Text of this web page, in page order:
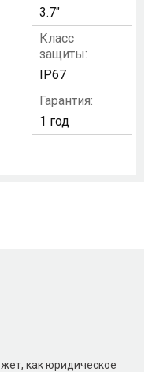
3.7"
Класс
защиты:
IP67
Гарантия:
1 год
как юридическое